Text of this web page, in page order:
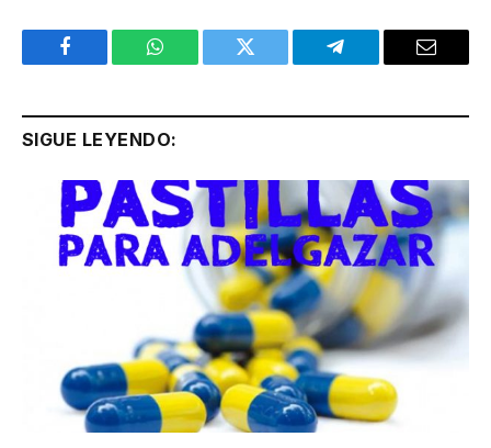
Facebook WhatsApp Twitter Telegram Email
SIGUE LEYENDO: